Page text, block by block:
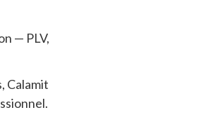
— PLV,
Calamit